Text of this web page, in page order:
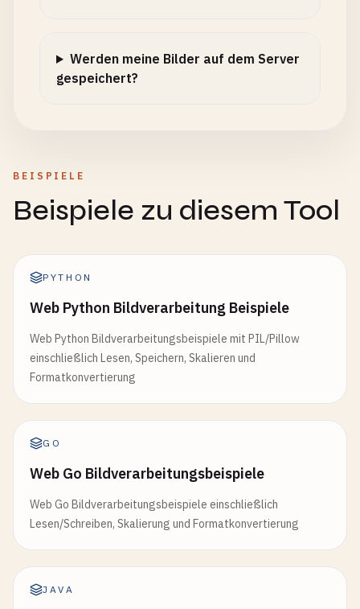
Werden meine Bilder auf dem Server
gespeichert?
BEISPIELE
Beispiele zu diesem Tool
PYTHON
Web Python Bildverarbeitung Beispiele
Web Python Bildverarbeitungsbeispiele mit PIL/Pillow
einschließlich Lesen, Speichern, Skalieren und
Formatkonvertierung
GO
Web Go Bildverarbeitungsbeispiele
Web Go Bildverarbeitungsbeispiele einschließlich
Lesen/Schreiben, Skalierung und Formatkonvertierung
JAVA